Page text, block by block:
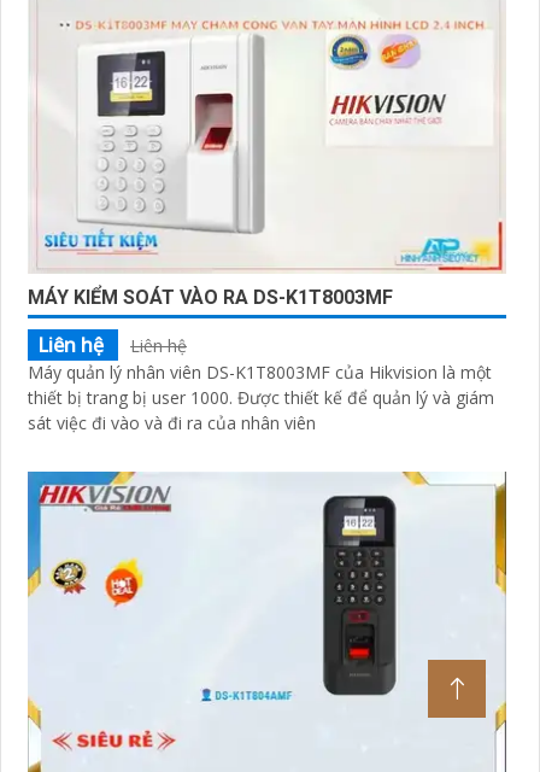
MÁY KIỂM SOÁT VÀO RA DS-K1T8003MF
Liên hệ
Liên hệ
Máy quản lý nhân viên DS-K1T8003MF của Hikvision là một
thiết bị trang bị user 1000. Được thiết kế để quản lý và giám
sát việc đi vào và đi ra của nhân viên